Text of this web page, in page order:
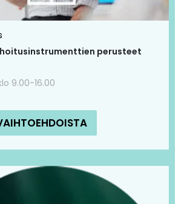
perusteet
9.00-16.00